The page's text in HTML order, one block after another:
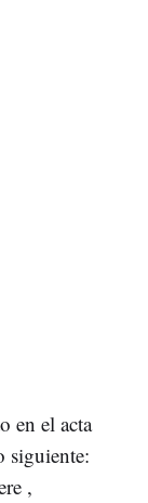
en el acta
siguiente:
,